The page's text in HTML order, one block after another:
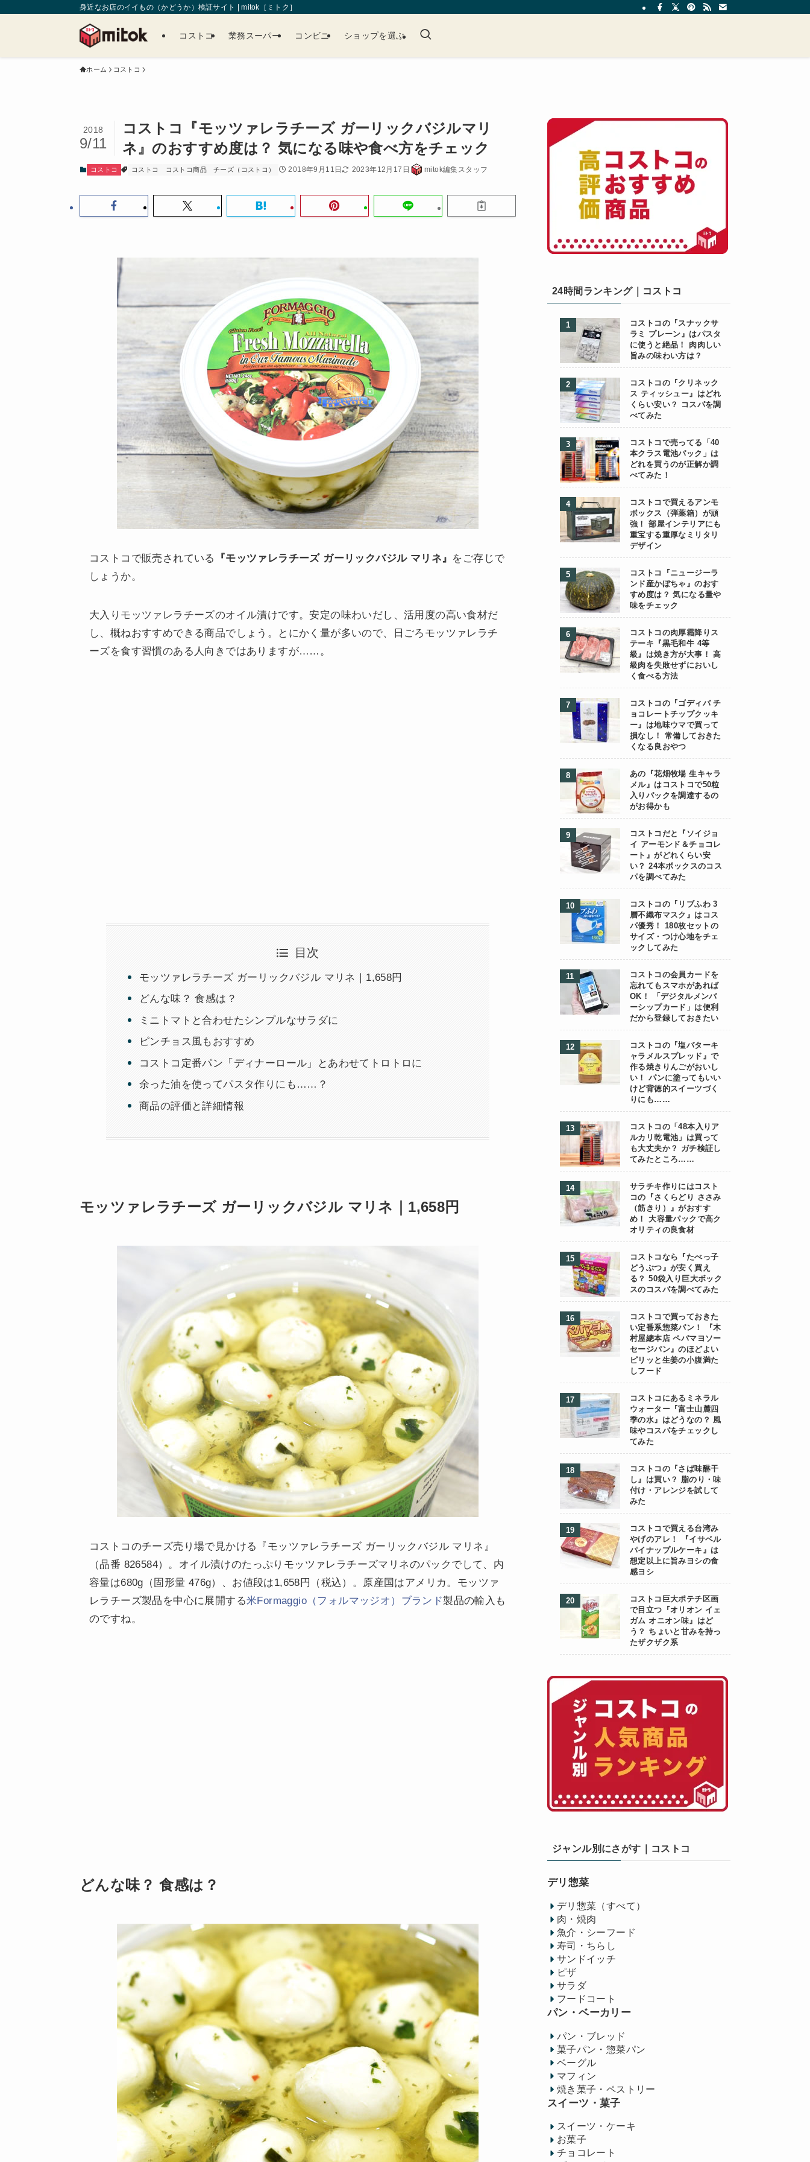
身近なお店のイイもの（かどうか）検証サイト | mitok［ミトク］
コストコ 業務スーパー コンビニ ショップを選ぶ
ホーム コストコ
コストコ『モッツァレラチーズ ガーリックバジルマリ
ネ』のおすすめ度は？ 気になる味や食べ方をチェック
2018
9/11
コストコ コストコ コストコ商品 チーズ（コストコ） 2018年9月11日 2023年12月17日 mitok編集スタッフ
コストコで販売されている 『モッツァレラチーズ ガーリックバジル マリネ』 をご存じで
しょうか。
大入りモッツァレラチーズのオイル漬けです。安定の味わいだし、活用度の高い食材だ
し、概ねおすすめできる商品でしょう。とにかく量が多いので、日ごろモッツァレラチ
ーズを食す習慣のある人向きではありますが……。
目次
モッツァレラチーズ ガーリックバジル マリネ｜1,658円
どんな味？ 食感は？
ミニトマトと合わせたシンプルなサラダに
ピンチョス風もおすすめ
コストコ定番パン「ディナーロール」とあわせてトロトロに
余った油を使ってパスタ作りにも……？
商品の評価と詳細情報
モッツァレラチーズ ガーリックバジル マリネ｜1,658円
コストコのチーズ売り場で見かける『モッツァレラチーズ ガーリックバジル マリネ』
（品番 826584）。オイル漬けのたっぷりモッツァレラチーズマリネのパックでして、内
容量は680g（固形量 476g）、お値段は1,658円（税込）。原産国はアメリカ。モッツァ
レラチーズ製品を中心に展開する米Formaggio（フォルマッジオ）ブランド製品の輸入も
のですね。
どんな味？ 食感は？
24時間ランキング｜コストコ
コストコの『スナックサ
ラミ プレーン』はパスタ
に使うと絶品！ 肉肉しい
旨みの味わい方は？
コストコの『クリネック
ス ティッシュー』はどれ
くらい安い？ コスパを調
べてみた
コストコで売ってる「40
本クラス電池パック」は
どれを買うのが正解か調
べてみた！
コストコで買えるアンモ
ボックス（弾薬箱）が頑
強！ 部屋インテリアにも
重宝する重厚なミリタリ
デザイン
コストコ『ニュージーラ
ンド産かぼちゃ』のおす
すめ度は？ 気になる量や
味をチェック
コストコの肉厚霜降りス
テーキ『黒毛和牛 4等
級』は焼き方が大事！ 高
級肉を失敗せずにおいし
く食べる方法
コストコの『ゴディバ チ
ョコレートチップクッキ
ー』は地味ウマで買って
損なし！ 常備しておきた
くなる良おやつ
あの『花畑牧場 生キャラ
メル』はコストコで50粒
入りパックを調達するの
がお得かも
コストコだと『ソイジョ
イ アーモンド＆チョコレ
ート』がどれくらい安
い？ 24本ボックスのコス
パを調べてみた
コストコの『リブふわ 3
層不織布マスク』はコス
パ優秀！ 180枚セットの
サイズ・つけ心地をチェ
ックしてみた
コストコの会員カードを
忘れてもスマホがあれば
OK！ 「デジタルメンバ
ーシップカード」は便利
だから登録しておきたい
コストコの『塩バターキ
ャラメルスプレッド』で
作る焼きりんごがおいし
い！ パンに塗ってもいい
けど背徳的スイーツづく
りにも……
コストコの「48本入りア
ルカリ乾電池」は買って
も大丈夫か？ ガチ検証し
てみたところ……
サラチキ作りにはコスト
コの『さくらどり ささみ
（筋きり）』がおすす
め！ 大容量パックで高ク
オリティの良食材
コストコなら『たべっ子
どうぶつ』が安く買え
る？ 50袋入り巨大ボック
スのコスパを調べてみた
コストコで買っておきた
い定番系惣菜パン！ 『木
村屋總本店 ペパマヨソー
セージパン』のほどよい
ピリッと生姜の小腹満た
しフード
コストコにあるミネラル
ウォーター『富士山麓四
季の水』はどうなの？ 風
味やコスパをチェックし
てみた
コストコの『さば味醂干
し』は買い？ 脂のり・味
付け・アレンジを試して
みた
コストコで買える台湾み
やげのアレ！ 『イサベル
パイナップルケーキ』は
想定以上に旨みヨシの食
感ヨシ
コストコ巨大ポテチ区画
で目立つ『オリオン イェ
ガム オニオン味』はど
う？ ちょいと甘みを持っ
たザクザク系
ジャンル別にさがす｜コストコ
デリ惣菜
デリ惣菜（すべて）
肉・焼肉
魚介・シーフード
寿司・ちらし
サンドイッチ
ピザ
サラダ
フードコート
パン・ベーカリー
パン・ブレッド
菓子パン・惣菜パン
ベーグル
マフィン
焼き菓子・ペストリー
スイーツ・菓子
スイーツ・ケーキ
お菓子
チョコレート